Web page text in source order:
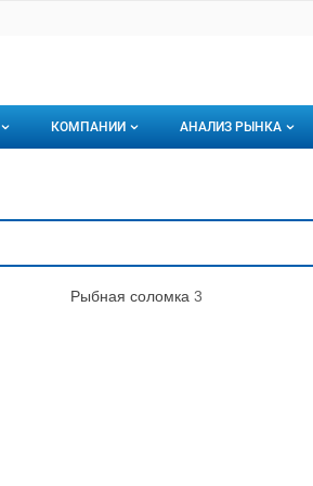
КОМПАНИИ
О каталоге компаний
Премиум размещение
АНАЛИЗ РЫНКА
Подписаться на
Рыбная соломка 3